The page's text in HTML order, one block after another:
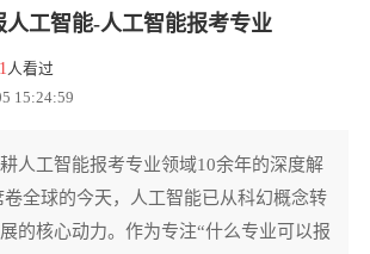
工智能-人工智能报考专业
人看过
15:24:59
人工智能报考专业领域10余年的深度解
全球的今天，人工智能已从科幻概念转
的核心动力。作为专注“什么专业可以报